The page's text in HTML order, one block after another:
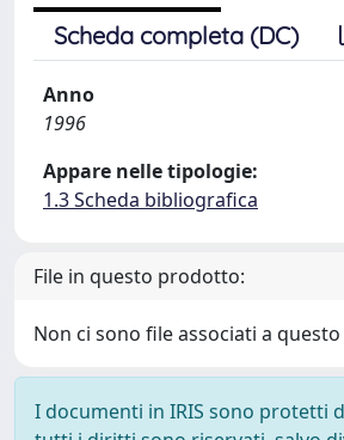
Scheda completa (DC)
Anno
1996
Appare nelle tipologie:
1.3 Scheda bibliografica
File in questo prodotto:
Non ci sono file associati a
I documenti in IRIS sono protetti